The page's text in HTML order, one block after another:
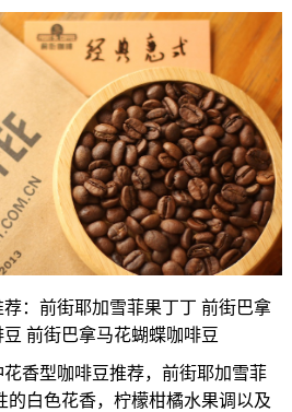
：前街耶加雪菲果丁丁 前街巴拿
前街巴拿马花蝴蝶咖啡豆
香型咖啡豆推荐，前街耶加雪菲
的白色花香，柠檬柑橘水果调以及